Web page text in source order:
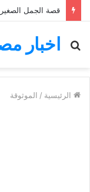
قصة الجمل الصغير
اخبار
بحث
الرئيسية / الموثوقة